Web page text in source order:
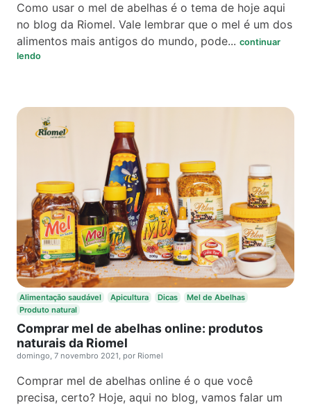
Como usar o mel de abelhas é o tema de hoje aqui
no blog da Riomel. Vale lembrar que o mel é um dos
alimentos mais antigos do mundo, pode... continuar
lendo
Alimentação saudável Apicultura Dicas
Mel de Abelhas
Produto natural
Comprar mel de abelhas online: produtos
naturais da Riomel
domingo, 7 novembro 2021, por Riomel
Comprar mel de abelhas online é o que você
precisa, certo? Hoje, aqui no blog, vamos falar um